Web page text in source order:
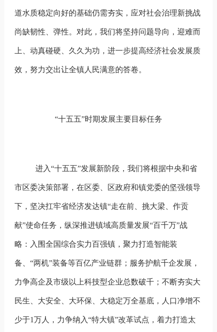
道水质稳定向好的基础仍需夯实，应对社会治理新挑战
尚缺韧性、弹性。对此，我们将坚持问题导向，迎难而
上、动真碰硬、久久为功， 进一步提高经济社会发展质
效，努力交出让全镇人民满意的答卷。
“十五五”时期发展主要目标任务
进入“十五五”发展新阶段， 我们将根据中央和省
市区委决策部署，在区委、区政府和镇党委的坚强领导
下，坚决扛牢省经济发达镇“走在前、挑大梁、作贡
献”使命任务， 纵深推进镇域高质量发展“百千万”战
略： 入围全国综合实力百强镇，聚力打造智能装
备、“两机”装备等百亿产业链群；服务护航千企发展，
力争高企及市级以上科技型企业总数破千；不断夯实大
民生、大安全、大环保、大稳定万全基底，人口净增不
少于1万人，力争纳入“特大镇”改革试点，着力打造太